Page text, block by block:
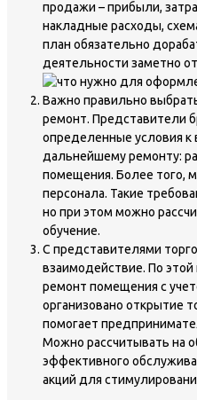
продажи – прибыли,
накладные расходы,
план обязательно
деятельности заметно
Важно правильно
ремонт. Представители
определенные условия
дальнейшему ремонту:
помещения. Более того,
персонала. Такие
но при этом можно
обучение.
С представителями
взаимодействие. По
ремонт помещения с
организовано открытие
помогает
Можно рассчитывать на
эффективного
акций для